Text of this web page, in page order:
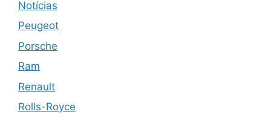
Notícias
Peugeot
Porsche
Ram
Renault
Rolls-Royce